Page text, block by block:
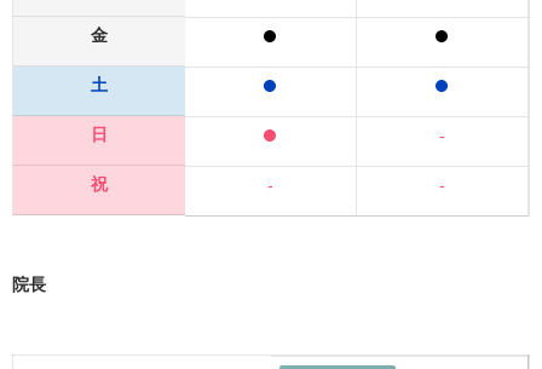
金
土
日
祝 -
-
-
院長